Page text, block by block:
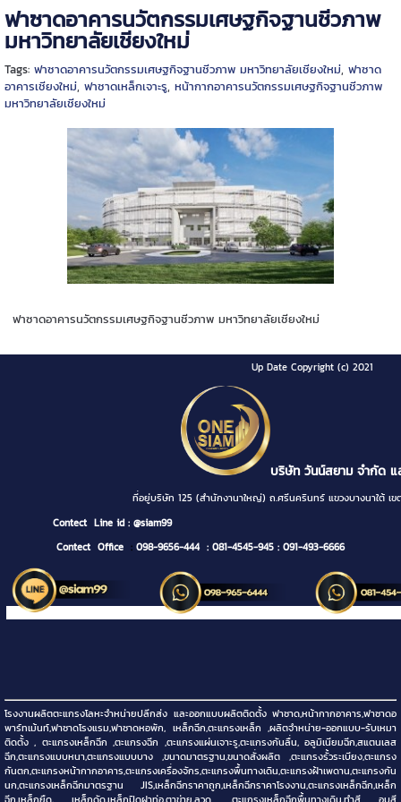
ฟาซาดอาคารนวัตกรรมเศษฐกิจฐานชีวภาพ
มหาวิทยาลัยเชียงใหม่
Tags: ฟาซาดอาคารนวัตกรรมเศษฐกิจฐานชีวภาพ มหาวิทยาลัยเชียงใหม่, ฟาซาด
อาคารเชียงใหม่, ฟาซาดเหล็กเจาะรู, หน้ากากอาคารนวัตกรรมเศษฐกิจฐานชีวภาพ
มหาวิทยาลัยเชียงใหม่
ฟาซาดอาคารนวัตกรรมเศษฐกิจฐานชีวภาพ มหาวิทยาลัยเชียงใหม่
Up Date Copyright (c) 2021
บริษัท วันน์สยาม จำกัด แล
ที่อยู่บริษัท 125 (สำนักงานาใหญ่) ถ.ศรีนครินทร์ แขวงบางนาใ
Contect Line id : @siam99
Contect Office : 098-9656-444 : 081-4545-945 : 091-493-6666
โรงงานผลิตตะแกรงโลหะจำหน่ายปลีกส่ง และออกแบบผลิตติดตั้ง ฟาซาด,หน้ากากอาคาร,ฟาซาดอ
พาร์ทเม้นท์,ฟาซาดโรงแรม,ฟาซาดหอพัก, เหล็กฉีก,ตะแกรงเหล็ก ,ผลิตจำหน่าย-ออกแบบ-รับเหมา
ติดตั้ง , ตะแกรงเหล็กฉีก ,ตะแกรงฉีก ,ตะแกรงแผ่นเจาะรู,ตะแกรงกันลื่น, อลูมิเนียมฉีก,สแตนเลส
ฉีก,ตะแกรงแบบหนา,ตะแกรงแบบบาง ,ขนาดมาตรฐาน,ขนาดสั่งผลิต ,ตะแกรงรั้วระเบียง,ตะแกรง
กันตก,ตะแกรงหน้ากากอาคาร,ตะแกรงเครื่องจักร,ตะแกรงพื้นทางเดิน,ตะแกรงฝ้าเพดาน,ตะแกรงกัน
นก,ตะแกรงเหล็กฉีกมาตรฐาน JIS,เหล็กฉีกราคาถูก,เหล็กฉีกราคาโรงงาน,ตะแกรงเหล็กฉีก,เหล็ก
ฉีก,เหล็กยืด, เหล็กดัด,เหล็กปิดฝาท่อ,ตาข่าย,ลวด ,ตะแกรงเหล็กฉีกพื้นทางเดิน,ทำสี อบสี